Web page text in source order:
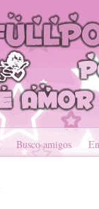
Busco amigos